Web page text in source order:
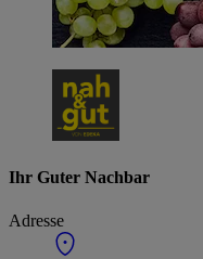
Ihr Guter Nachbar
Adresse